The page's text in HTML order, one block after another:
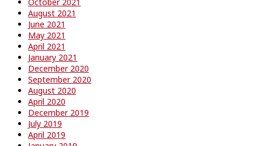
August 2021
June 2021
May 2021
April 2021
January 2021
December 2020
September 2020
August 2020
April 2020
December 2019
July 2019
April 2019